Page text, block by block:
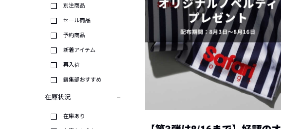
別注商品
セール商品
予約商品
新着アイテム
再入荷
編集部おすすめ
在庫状況
在庫あり